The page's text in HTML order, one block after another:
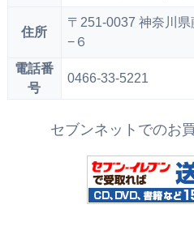
住所
〒251-0037 神奈川
−６
電話番
号
0466-33-5221
セブンネットでのお